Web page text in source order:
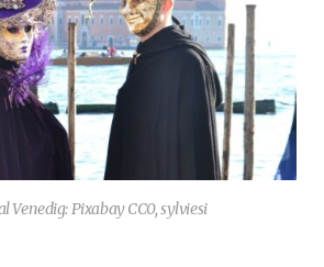
Venedig: Pixabay CC0, sylviesi